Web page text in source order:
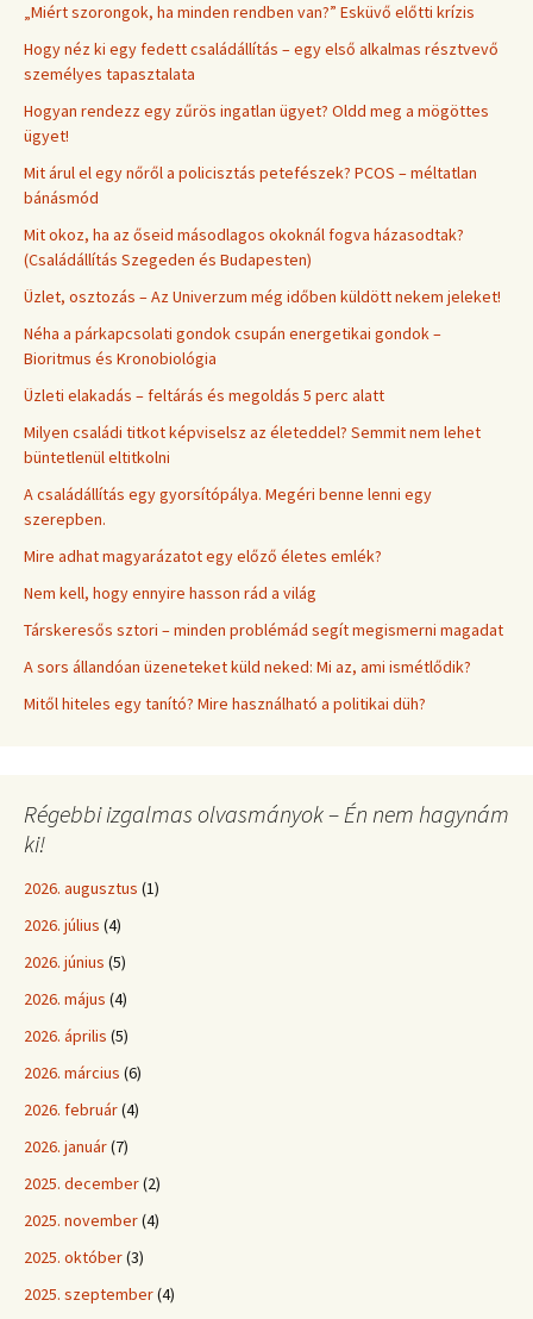
„Miért szorongok, ha minden rendben van?” Esküvő előtti krízis
Hogy néz ki egy fedett családállítás – egy első alkalmas résztvevő
személyes tapasztalata
Hogyan rendezz egy zűrös ingatlan ügyet? Oldd meg a mögöttes
ügyet!
Mit árul el egy nőről a policisztás petefészek? PCOS – méltatlan
bánásmód
Mit okoz, ha az őseid másodlagos okoknál fogva házasodtak?
(Családállítás Szegeden és Budapesten)
Üzlet, osztozás – Az Univerzum még időben küldött nekem jeleket!
Néha a párkapcsolati gondok csupán energetikai gondok –
Bioritmus és Kronobiológia
Üzleti elakadás – feltárás és megoldás 5 perc alatt
Milyen családi titkot képviselsz az életeddel? Semmit nem lehet
büntetlenül eltitkolni
A családállítás egy gyorsítópálya. Megéri benne lenni egy
szerepben.
Mire adhat magyarázatot egy előző életes emlék?
Nem kell, hogy ennyire hasson rád a világ
Társkeresős sztori – minden problémád segít megismerni magadat
A sors állandóan üzeneteket küld neked: Mi az, ami ismétlődik?
Mitől hiteles egy tanító? Mire használható a politikai düh?
Régebbi izgalmas olvasmányok – Én nem hagynám
ki!
2026. augusztus (1)
2026. július (4)
2026. június (5)
2026. május (4)
2026. április (5)
2026. március (6)
2026. február(4)
2026. január(7)
2025. december(2)
2025. november(4)
2025. október(3)
2025. szeptember(4)